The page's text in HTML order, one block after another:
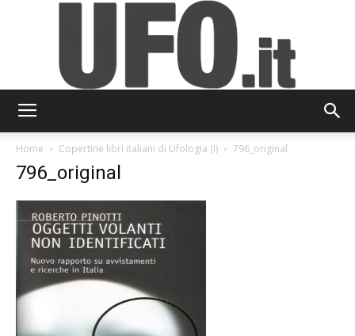
Home Copertine libri italiani di Ufologia (I) 796_original
796_original